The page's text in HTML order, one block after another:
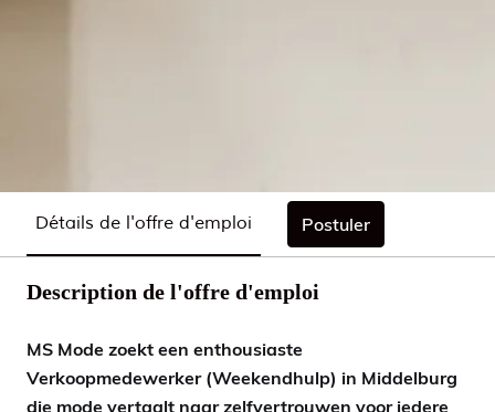
Détails de l'offre d'emploi Postuler
Description de l'offre d'emploi
MS Mode zoekt een enthousiaste
Verkoopmedewerker (Weekendhulp) in Middelburg
die mode vertaalt naar zelfvertrouwen voor iedere